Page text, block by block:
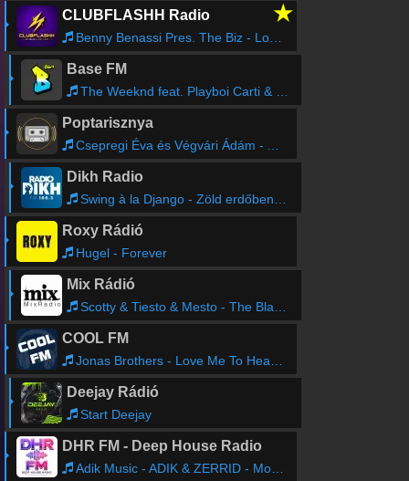
CLUBFLASHH Radio ★
Benny Benassi Pres. The Biz - Love Is Gonna Save Us
Base FM
The Weeknd feat. Playboi Carti & Madonna - Popular
Poptarisznya
Csepregi Éva és Végvári Ádám - Az álmaim mégis rólad szólnak
Dikh Radio
Swing à la Django - Zöld erdőben, de magos
Roxy Rádió
Hugel - Forever
Mix Rádió
Scotty & Tiesto & Mesto - The Black Pearl (DaMaker & Naru Smash)
COOL FM
Jonas Brothers - Love Me To Heaven
Deejay Rádió
Start Deejay
DHR FM - Deep House Radio
Adik Music - ADIK & ZERRID - Monna (Original Mix)